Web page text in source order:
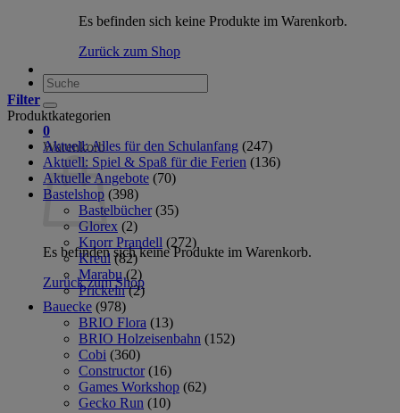
Es befinden sich keine Produkte im Warenkorb.
Zurück zum Shop
Suche
nach:
0
Warenkorb
Es befinden sich keine Produkte im Warenkorb.
Zurück zum Shop
Filter
Produktkategorien
Aktuell: Alles für den Schulanfang (247)
Aktuell: Spiel & Spaß für die Ferien (136)
Aktuelle Angebote (70)
Bastelshop (398)
Bastelbücher (35)
Glorex (2)
Knorr Prandell (272)
Kreul (82)
Marabu (2)
Prickeln (2)
Bauecke (978)
BRIO Flora (13)
BRIO Holzeisenbahn (152)
Cobi (360)
Constructor (16)
Games Workshop (62)
Gecko Run (10)